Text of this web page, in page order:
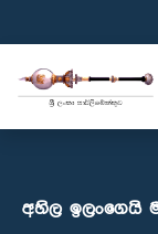
අහිල ඉලංගෙයි